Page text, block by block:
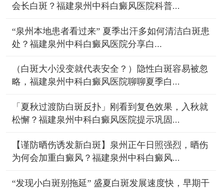
会长白斑？福建泉州中科白癜风医院科普...
“泉州本地患者看过来” 夏季出汗多如何清洁白斑患
处？福建泉州中科白癜风医院分享白...
（白斑大小没变就代表安全？）隐性白斑容易被忽
略，福建泉州中科白癜风医院聊聊夏季白...
「夏秋过渡防白斑反扑」刚看到复色效果，入秋就
松懈？福建泉州中科白癜风医院提示巩固...
【谨防晒伤诱发新白斑】泉州正午日照强烈，晒伤
为何会加重白癜风？福建泉州中科白癜风...
“发现小白斑别拖延” 盛夏白斑发展速度快，早期干